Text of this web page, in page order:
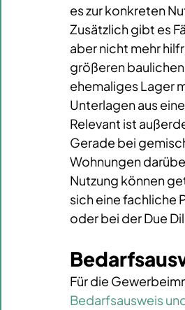
es zur konkreten
Zusätzlich gibt es
aber nicht mehr
größeren
ehemaliges Lager
Unterlagen aus
Relevant ist
Gerade bei
Wohnungen
Nutzung können
sich eine fachliche
oder bei der Due
Für die
Bedarfsausweis